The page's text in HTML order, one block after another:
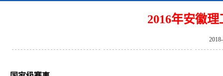
2016年安徽